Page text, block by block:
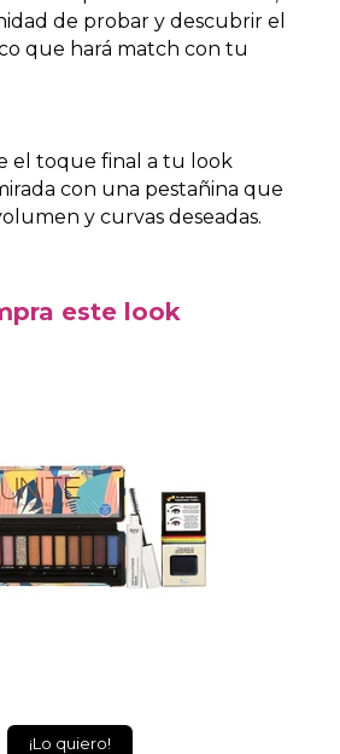
de probar y descubrir el
que hará match con tu
el toque final a tu look
con una pestañina que
y curvas deseadas.
este look
¡Lo quiero!